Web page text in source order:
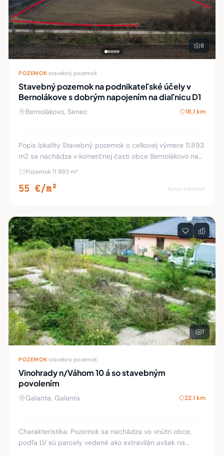
8
POZEMOK stavebný pozemok
Stavebný pozemok na podnikateľské účely v
Bernolákove s dobrým napojením na diaľnicu D1
Bernolákovo, Senec 18,1 km
Popis lokality Stavebný pozemok o celkovej výmere 11.893
m2 sa nachádza v komerčnej časti obce Bernolákovo na
Priemyselnej ulici. Príjazd je zo Seneckej cesty, z križovatky
Pozemok 11 893 m²
55 €/m² Aston Lambert
1
POZEMOK stavebný pozemok
Vinohrady n/Váhom 10 á so stavebným
povolením
Galanta, Galanta 22,1 km
Charakteristika: Pozemok sa nachádza vo vnútri obce,
podľa LV sú parcely vedené ako extravilán avšak na